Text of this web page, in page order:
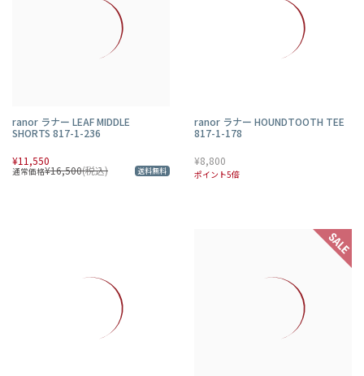
ranor ラナー LEAF MIDDLE
SHORTS 817-1-236
¥11,550
通常価格¥16,500(税込) 送料無料
ranor ラナー HOUNDTOOTH TEE
817-1-178
¥8,800
ポイント5倍